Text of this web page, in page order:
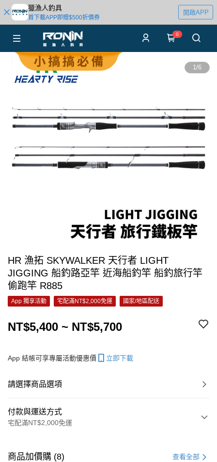
獵漁人釣具
首下載APP即贈$500折價券
開啟APP
0
1/6
HR 漁拓 SKYWALKER 天行者 LIGHT
JIGGING 船釣路亞竿 近海船釣竿 船釣旅行竿
偷跑竿 R885
App 獨享活動 宅配滿NT$2,000免運 國家/地區配送
NT$5,400 ~ NT$5,700
App 結帳可享專屬活動優惠價 立即下載
請選擇商品選項
付款與運送方式
宅配滿NT$2,000免運
信用卡一次付款
商品加價購 (8) 查看全部